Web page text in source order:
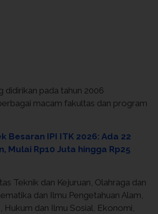
didirikan pada tahun 2006
macam fakultas dan program
Besaran IPI ITK 2026: Ada 22
Mulai Rp10 Juta hingga Rp25
Teknik dan Kejuruan, Olahraga dan
dan Ilmu Pengetahuan Alam,
Hukum dan Ilmu Sosial, Ekonomi,